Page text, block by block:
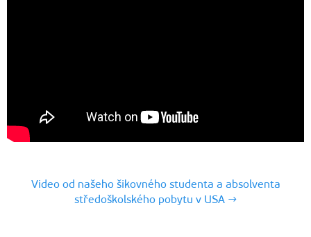
Video od našeho šikovného studenta a absolventa
středoškolského pobytu v USA →